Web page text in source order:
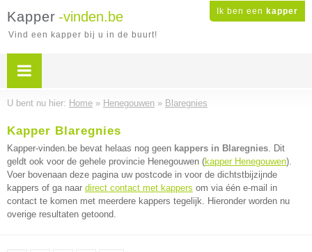
Ik ben een kapper
Kapper -vinden.be
Vind een kapper bij u in de buurt!
U bent nu hier: Home » Henegouwen » Blaregnies
Kapper Blaregnies
Kapper-vinden.be bevat helaas nog geen kappers in Blaregnies. Dit
geldt ook voor de gehele provincie Henegouwen (kapper Henegouwen).
Voer bovenaan deze pagina uw postcode in voor de dichtstbijzijnde
kappers of ga naar direct contact met kappers om via één e-mail in
contact te komen met meerdere kappers tegelijk. Hieronder worden nu
overige resultaten getoond.